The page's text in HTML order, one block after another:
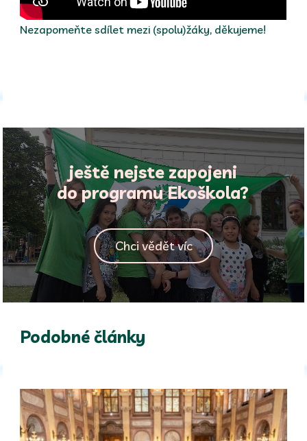
Nezapomeňte sdílet mezi (spolu)žáky, děkujeme!
ještě nejste zapojeni
do programu Ekoškola?
Chci vědět víc
Podobné články